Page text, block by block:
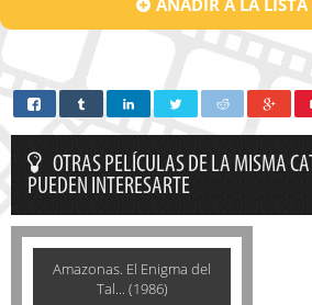
AÑADIR A LA LISTA
OTRAS PELÍCULAS DE LA MISMA
PUEDEN INTERESARTE
Amazonas. El Enigma del
Tal... (1986)